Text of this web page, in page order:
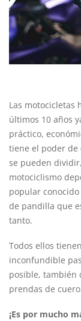
Las motocicletas
últimos 10 años
práctico,
tiene el poder de
se pueden
motociclismo
popular
de pandilla que
tanto.
Todos ellos
inconfundible
posible, también
prendas de
¡Es por mucho